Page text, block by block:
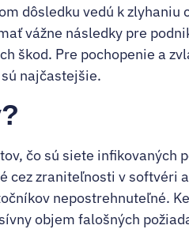
dôsledku vedú k zlyhaniu
vážne následky pre
škod. Pre pochopenie a
najčastejšie.
čo sú siete infikovaných
cez zraniteľnosti v softvéri
nepostrehnuteľné.
objem falošných